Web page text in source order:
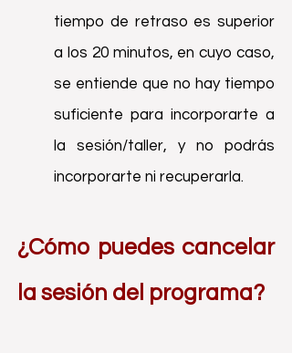
tiempo de retraso es superior
a los 20 minutos, en cuyo caso,
se entiende que no hay tiempo
suficiente para incorporarte a
la sesión/taller, y no podrás
incorporarte ni recuperarla.
¿Cómo puedes cancelar
la sesión del programa?